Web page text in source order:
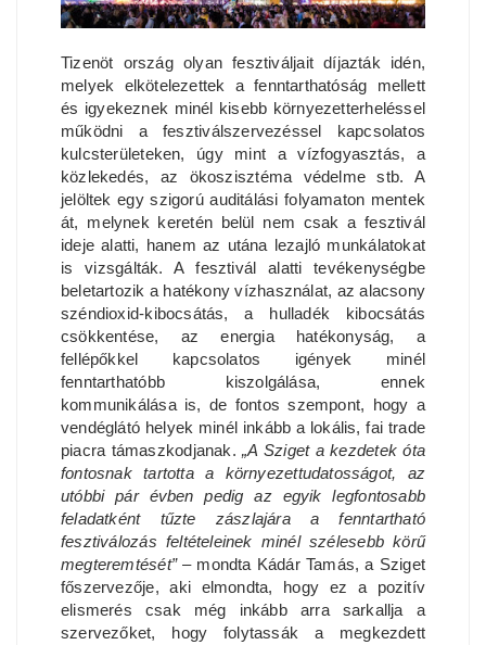
Tizenöt ország olyan fesztiváljait díjazták idén,
melyek elkötelezettek a fenntarthatóság mellett
és igyekeznek minél kisebb környezetterheléssel
működni a fesztiválszervezéssel kapcsolatos
kulcsterületeken, úgy mint a vízfogyasztás, a
közlekedés, az ökoszisztéma védelme stb. A
jelöltek egy szigorú auditálási folyamaton mentek
át, melynek keretén belül nem csak a fesztivál
ideje alatti, hanem az utána lezajló munkálatokat
is vizsgálták. A fesztivál alatti tevékenységbe
beletartozik a hatékony vízhasználat, az alacsony
széndioxid-kibocsátás, a hulladék kibocsátás
csökkentése, az energia hatékonyság, a
fellépőkkel kapcsolatos igények minél
fenntarthatóbb kiszolgálása, ennek
kommunikálása is, de fontos szempont, hogy a
vendéglátó helyek minél inkább a lokális, fai trade
piacra támaszkodjanak.„A Sziget a kezdetek óta
fontosnak tartotta a környezettudatosságot, az
utóbbi pár évben pedig az egyik legfontosabb
feladatként tűzte zászlajára a fenntartható
fesztiválozás feltételeinek minél szélesebb körű
megteremtését”– mondta Kádár Tamás, a Sziget
főszervezője, aki elmondta, hogy ez a pozitív
elismerés csak még inkább arra sarkallja a
szervezőket, hogy folytassák a megkezdett